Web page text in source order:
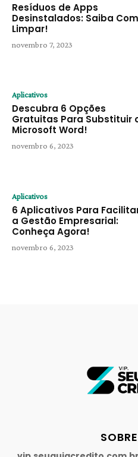
Resíduos de Apps
Desinstalados: Saiba
Limpar!
novembro 7, 2023
Aplicativos
Descubra 6 Opções
Gratuitas Para Substituir
Microsoft Word!
novembro 6, 2023
Aplicativos
6 Aplicativos Para
a Gestão Empresarial:
Conheça Agora!
novembro 6, 2023